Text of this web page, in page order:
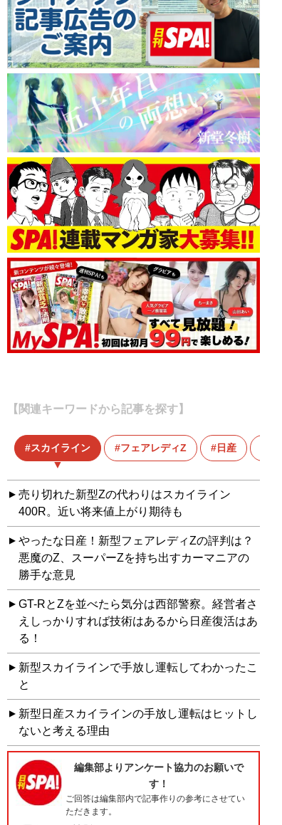
【関連キーワードから記事を探す】
スカイライン フェアレディZ 日産
売り切れた新型Zの代わりはスカイライン
400R。近い将来値上がり期待も
やったな日産！新型フェアレディZの評判は？
悪魔のZ、スーパーZを持ち出すカーマニアの
勝手な意見
GT-RとZを並べたら気分は西部警察。経営者さ
えしっかりすれば技術はあるから日産復活はあ
る！
新型スカイラインで手放し運転してわかったこ
と
新型日産スカイラインの手放し運転はヒットし
ないと考える理由